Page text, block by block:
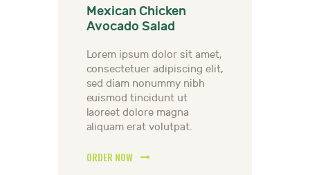
Mexican Chicken
Avocado Salad
Lorem ipsum dolor sit amet,
consectetuer adipiscing elit,
sed diam nonummy nibh
euismod tincidunt ut
laoreet dolore magna
aliquam erat volutpat.
ORDER NOW